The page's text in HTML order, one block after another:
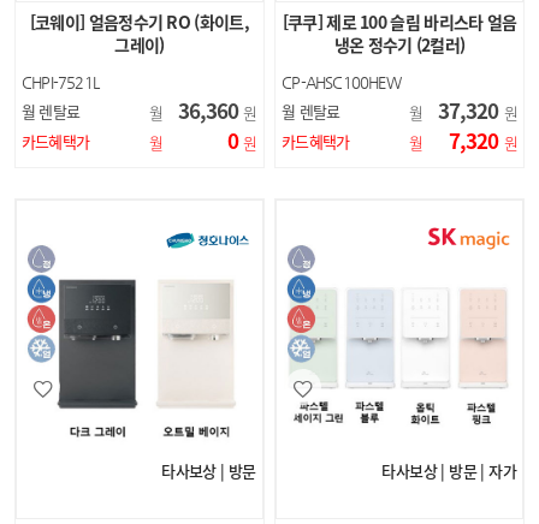
[코웨이] 얼음정수기 RO (화이트,
그레이)
CHPI-7521L
월 렌탈료 월 36,360 원
카드혜택가
월 0 원
[쿠쿠] 제로 100 슬림 바리스타 얼음
냉온 정수기 (2컬러)
CP-AHSC100HEW
월 렌탈료 월 37,320 원
카드혜택가
월 7,320 원
타사보상 | 방문 타사보상 | 방문 | 자가